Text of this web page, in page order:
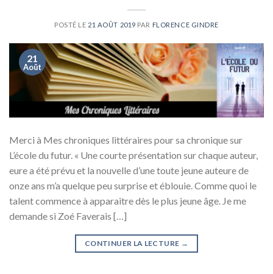
POSTÉ LE 21 AOÛT 2019 PAR FLORENCE GINDRE
21
Août
Merci à Mes chroniques littéraires pour sa chronique sur
L’école du futur. « Une courte présentation sur chaque auteur,
eure a été prévu et la nouvelle d’une toute jeune auteure de
onze ans m’a quelque peu surprise et éblouie. Comme quoi le
talent commence à apparaitre dès le plus jeune âge. Je me
demande si Zoé Faverais […]
CONTINUER LA LECTURE →